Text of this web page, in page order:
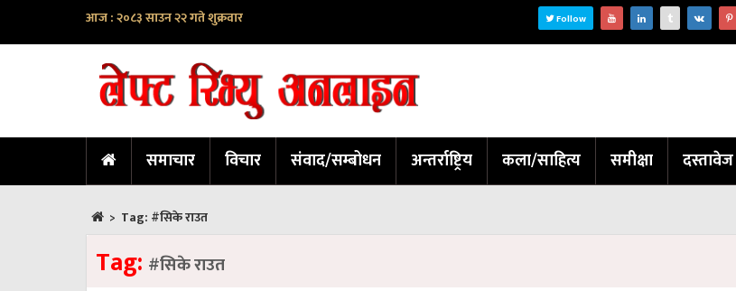
आज : २०८३ साउन २२ गते शुक्रवार Follow
समाचार विचार संवाद/सम्बोधन अन्तर्राष्ट्रिय कला/साहित्य समीक्षा दस्तावेज
> Tag: #सिके राउत
Tag: #सिके राउत